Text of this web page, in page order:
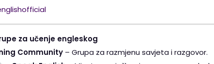
za učenje engleskog
Community– Grupa za razmjenu savjeta i razgovor.